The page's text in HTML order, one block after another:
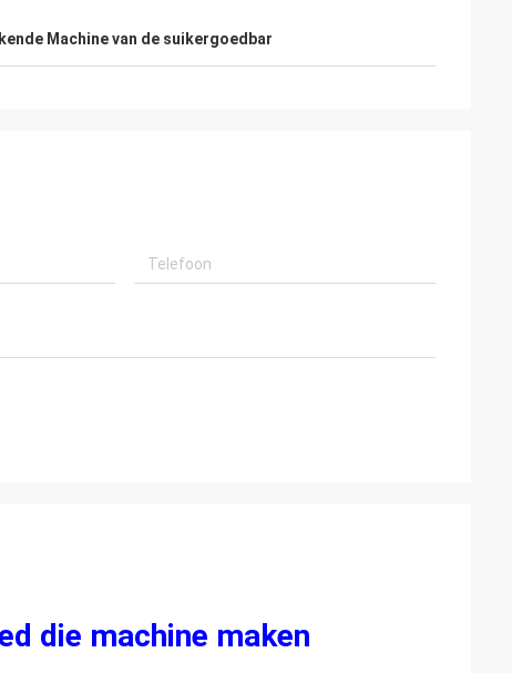
Machine van de suikergoedbar
die machine maken